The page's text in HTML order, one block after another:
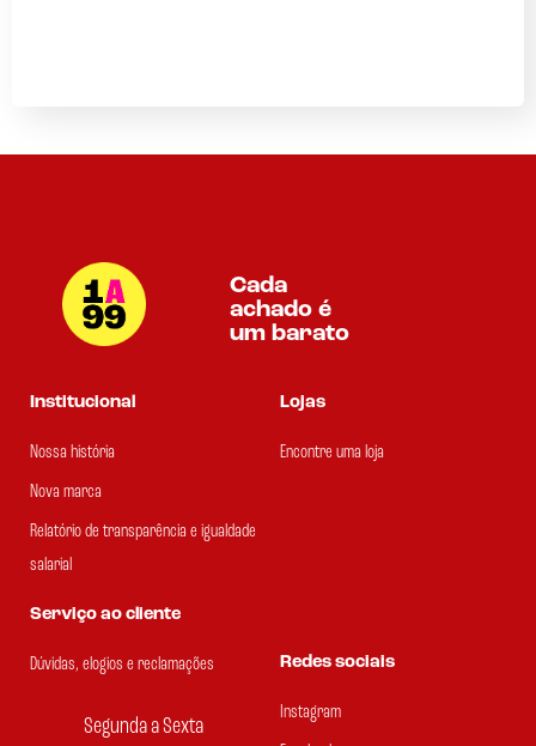
Cada
achado é
um barato
Institucional
Nossa história
Nova marca
Relatório de transparência e igualdade
salarial
Lojas
Encontre uma loja
Serviço ao cliente
Dúvidas, elogios e reclamações
Segunda a Sexta
Redes sociais
Instagram